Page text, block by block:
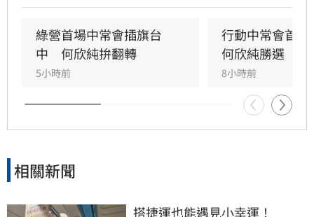
綠營首場中常會插旗台
中　何欣純拚翻轉
5小時前
行動中常會首選
何欣純勝選
8小時前
相關新聞
搭捷運也能遇見小幸運！